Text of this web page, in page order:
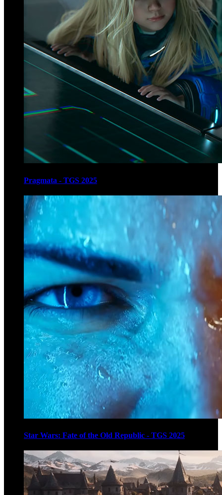
Pragmata - TGS 2025
Star Wars: Fate of the Old Republic - TGS 2025